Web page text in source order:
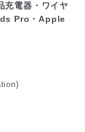
充電器・ワイヤ
Pro・Apple